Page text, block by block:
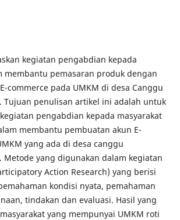
kegiatan pengabdian kepada
membantu pemasaran produk dengan
commerce pada UMKM di desa Canggu
Tujuan penulisan artikel ini adalah untuk
pengabdian kepada masyarakat
membantu pembuatan akun E-
yang ada di desa canggu
Metode yang digunakan dalam kegiatan
Action Research) yang berisi
kondisi nyata, pemahaman
tindakan dan evaluasi. Hasil yang
yang mempunyai UMKM roti